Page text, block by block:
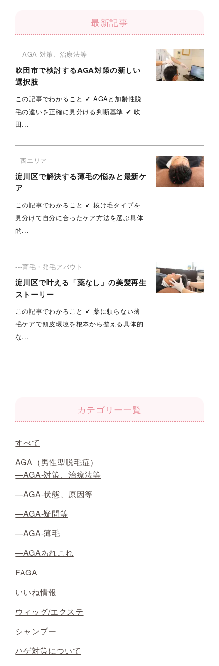
最新記事
---AGA-対策、治療法等
吹田市で検討するAGA対策の新しい
選択肢
この記事でわかること ✔︎ AGAと加齢性脱
毛の違いを正確に見分ける判断基準 ✔︎ 吹
田...
--西エリア
淀川区で解決する薄毛の悩みと最新ケ
ア
この記事でわかること ✔︎ 抜け毛タイプを
見分けて自分に合ったケア方法を選ぶ具体
的...
---育毛・発毛アバウト
淀川区で叶える「薬なし」の美髪再生
ストーリー
この記事でわかること ✔︎ 薬に頼らない薄
毛ケアで頭皮環境を根本から整える具体的
な...
カテゴリー一覧
すべて
AGA（男性型脱毛症）
—AGA-対策、治療法等
—AGA-状態、原因等
—AGA-疑問等
—AGA-薄毛
—AGAあれこれ
FAGA
いいね情報
ウィッグ/エクステ
シャンプー
ハゲ対策について